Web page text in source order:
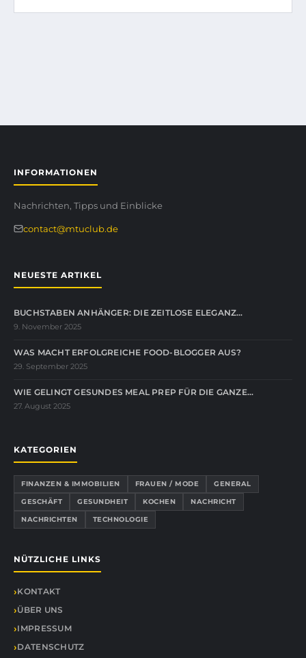
INFORMATIONEN
Nachrichten, Tipps und Einblicke
contact@mtuclub.de
NEUESTE ARTIKEL
BUCHSTABEN ANHÄNGER: DIE ZEITLOSE ELEGANZ…
9. November 2025
WAS MACHT ERFOLGREICHE FOOD-BLOGGER AUS?
29. September 2025
WIE GELINGT GESUNDES MEAL PREP FÜR DIE GANZE…
27. August 2025
KATEGORIEN
FINANZEN & IMMOBILIEN FRAUEN / MODE
GENERAL
GESCHÄFT
GESUNDHEIT KOCHEN
NACHRICHT
NACHRICHTEN
TECHNOLOGIE
NÜTZLICHE LINKS
KONTAKT
ÜBER UNS
IMPRESSUM
DATENSCHUTZ